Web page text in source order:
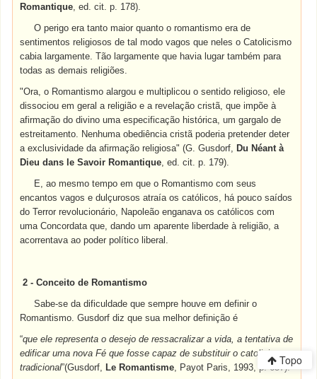
Romantique , ed. cit. p. 178).
O perigo era tanto maior quanto o romantismo era de
sentimentos religiosos de tal modo vagos que neles o Catolicismo
cabia largamente. Tão largamente que havia lugar também para
todas as demais religiões.
"Ora, o Romantismo alargou e multiplicou o sentido religioso, ele
dissociou em geral a religião e a revelação cristã, que impõe à
afirmação do divino uma especificação histórica, um gargalo de
estreitamento. Nenhuma obediência cristã poderia pretender deter
a exclusividade da afirmação religiosa" (G. Gusdorf,Du Néant à
Dieu dans le Savoir Romantique , ed. cit. p. 179).
E, ao mesmo tempo em que o Romantismo com seus
encantos vagos e dulçurosos atraía os católicos, há pouco saídos
do Terror revolucionário, Napoleão enganava os católicos com
uma Concordata que, dando um aparente liberdade à religião, a
acorrentava ao poder político liberal.
2 - Conceito de Romantismo
Sabe-se da dificuldade que sempre houve em definir o
Romantismo. Gusdorf diz que sua melhor definição é
“que ele representa o desejo de ressacralizar a vida, a tentativa de
edificar uma nova Fé que fosse capaz de substituir o catolicismo
tradicional”(Gusdorf,Le Romantisme , Payot Paris, 1993, p. 657).Topo